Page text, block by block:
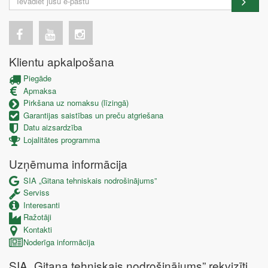
Klientu apkalpošana
Piegāde
Apmaksa
Pirkšana uz nomaksu (līzingā)
Garantijas saistības un preču atgriešana
Datu aizsardzība
Lojalitātes programma
Uzņēmuma informācija
SIA „Gitana tehniskais nodrošinājums”
Serviss
Interesanti
Ražotāji
Kontakti
Noderīga informācija